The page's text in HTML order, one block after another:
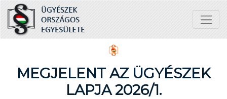
MEGJELENT AZ ÜGYÉSZEK
LAPJA 2026/1.